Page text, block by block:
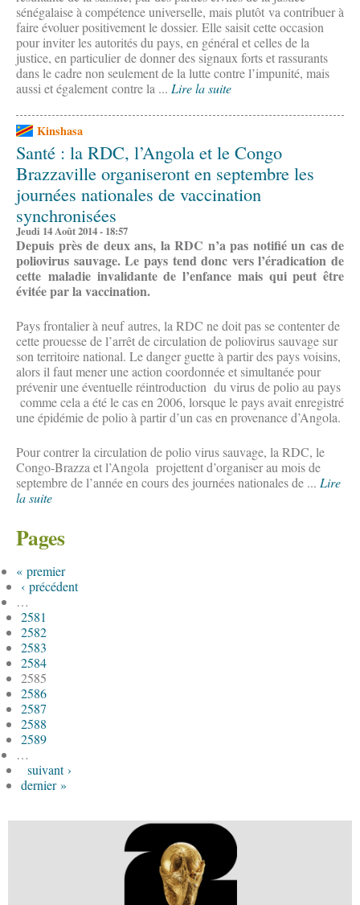
sénégalaise à compétence universelle, mais plutôt va contribuer à
faire évoluer positivement le dossier. Elle saisit cette occasion
pour inviter les autorités du pays, en général et celles de la
justice, en particulier de donner des signaux forts et rassurants
dans le cadre non seulement de la lutte contre l’impunité, mais
aussi et également contre la ... Lire la suite
Kinshasa
Santé : la RDC, l’Angola et le Congo
Brazzaville organiseront en septembre les
journées nationales de vaccination
synchronisées
Jeudi 14 Août 2014 - 18:57
Depuis près de deux ans, la RDC n’a pas notifié un cas de
poliovirus sauvage. Le pays tend donc vers l’éradication de
cette maladie invalidante de l’enfance mais qui peut être
évitée par la vaccination.
Pays frontalier à neuf autres, la RDC ne doit pas se contenter de
cette prouesse de l’arrêt de circulation de poliovirus sauvage sur
son territoire national. Le danger guette à partir des pays voisins,
alors il faut mener une action coordonnée et simultanée pour
prévenir une éventuelle réintroduction du virus de polio au pays
comme cela a été le cas en 2006, lorsque le pays avait enregistré
une épidémie de polio à partir d’un cas en provenance d’Angola.
Pour contrer la circulation de polio virus sauvage, la RDC, le
Congo-Brazza et l’Angola projettent d’organiser au mois de
septembre de l’année en cours des journées nationales de ... Lire
la suite
Pages
« premier
‹ précédent
…
2581
2582
2583
2584
2585
2586
2587
2588
2589
…
suivant ›
dernier »